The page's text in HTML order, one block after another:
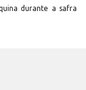
durante a safra